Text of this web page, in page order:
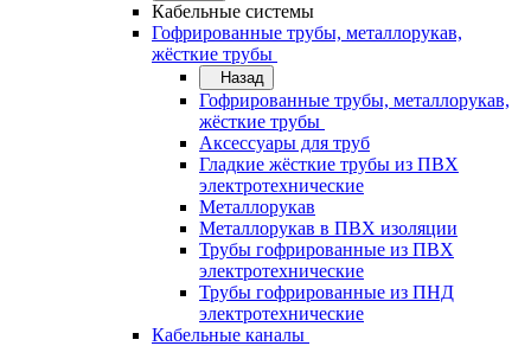
Кабельные системы
Гофрированные трубы, металлорукав,
жёсткие трубы
Назад
Гофрированные трубы, металлорукав,
жёсткие трубы
Аксессуары для труб
Гладкие жёсткие трубы из ПВХ
электротехнические
Металлорукав
Металлорукав в ПВХ изоляции
Трубы гофрированные из ПВХ
электротехнические
Трубы гофрированные из ПНД
электротехнические
Кабельные каналы